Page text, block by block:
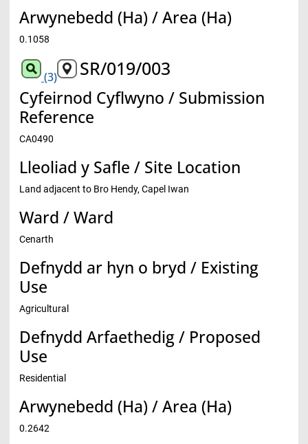
Arwynebedd (Ha) / Area (Ha)
0.1058
(3) SR/019/003
Cyfeirnod Cyflwyno / Submission
Reference
CA0490
Lleoliad y Safle / Site Location
Land adjacent to Bro Hendy, Capel Iwan
Ward / Ward
Cenarth
Defnydd ar hyn o bryd / Existing
Use
Agricultural
Defnydd Arfaethedig / Proposed
Use
Residential
Arwynebedd (Ha) / Area (Ha)
0.2642